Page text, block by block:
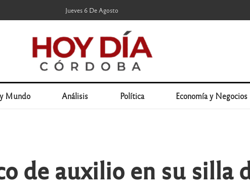
Jueves 6 De Agosto
Mundo Análisis Política Economía y Negocios
de auxilio en su silla